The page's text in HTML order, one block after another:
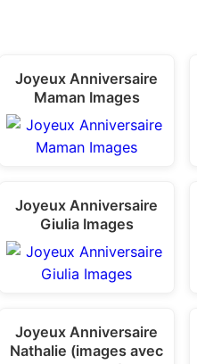
Joyeux Anniversaire
Maman Images
Joyeux Anniversaire
Giulia Images
Joyeux Anniversaire
Nathalie (images avec